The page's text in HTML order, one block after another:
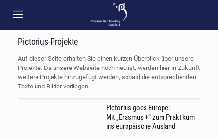
Pictorius-Projekte
Auf dieser Seite erhalten Sie einen kurzen Überblick über unsere
Projekte. Da unsere Webseite noch neu ist, werden hier in Zukunft
weitere Projekte hinzugefügt werden, sobald die entsprechenden
Texte und Bilder vorliegen.
Pictorius goes Europe:
Mit „Erasmus +“ zum Praktikum
ins europäische Ausland